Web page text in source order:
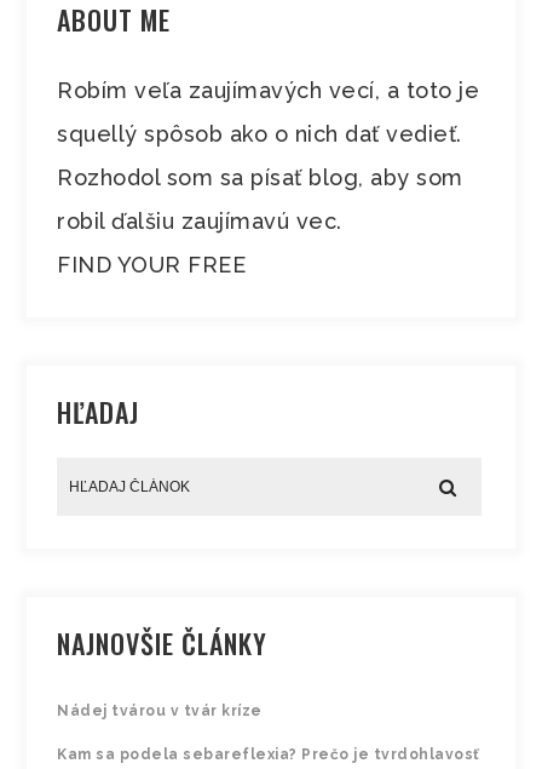
ABOUT ME
Robím veľa zaujímavých vecí, a toto je
squellý spôsob ako o nich dať vedieť.
Rozhodol som sa písať blog, aby som
robil ďalšiu zaujímavú vec.
FIND YOUR FREE
HĽADAJ
NAJNOVŠIE ČLÁNKY
Nádej tvárou v tvár kríze
Kam sa podela sebareflexia? Prečo je tvrdohlavosť